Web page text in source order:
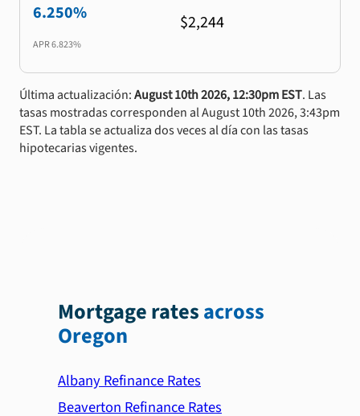
6.250%
APR6.823%
$2,244
Última actualización:August 10th 2026, 12:30pm EST. Las
tasas mostradas corresponden al August 10th 2026, 3:43pm
EST. La tabla se actualiza dos veces al día con las tasas
hipotecarias vigentes.
Mortgage ratesacross
Oregon
Albany Refinance Rates
Beaverton Refinance Rates